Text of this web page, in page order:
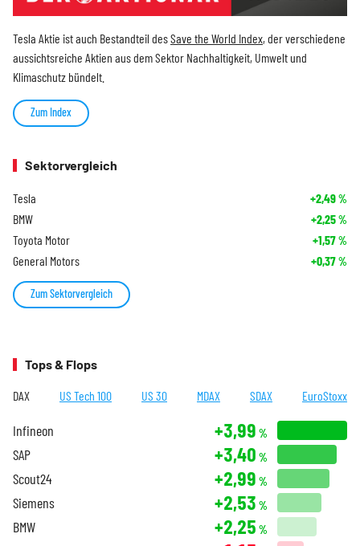
Tesla Aktie ist auch Bestandteil desSave the World Index, der verschiedene
aussichtsreiche Aktien aus dem Sektor Nachhaltigkeit, Umwelt und
Klimaschutz bündelt.
Zum Index
Sektorvergleich
Tesla +2,49%
BMW +2,25%
Toyota Motor +1,57%
General Motors +0,37%
Zum Sektorvergleich
Tops & Flops
DAX US Tech 100 US 30 MDAX SDAX EuroStoxx
Infineon +3,99 %
SAP +3,40 %
Scout24 +2,99 %
Siemens +2,53 %
BMW +2,25 %